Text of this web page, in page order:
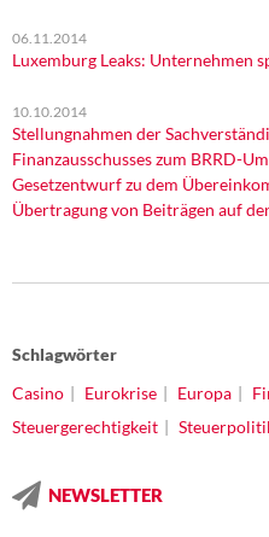
06.11.2014
Luxemburg Leaks: Unternehmen
10.10.2014
Stellungnahmen der
Finanzausschusses zum BRRD-
Gesetzentwurf zu dem
Übertragung von Beiträgen auf
Schlagwörter
Casino
Eurokrise Europa
Steuergerechtigkeit
NEWSLETTER